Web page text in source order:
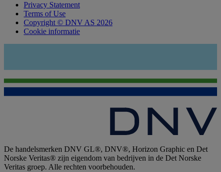
Privacy Statement
Terms of Use
Copyright © DNV AS 2026
Cookie informatie
De handelsmerken DNV GL®, DNV®, Horizon Graphic en Det
Norske Veritas® zijn eigendom van bedrijven in de Det Norske
Veritas groep. Alle rechten voorbehouden.